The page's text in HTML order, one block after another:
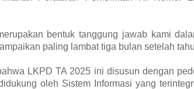
bentuk tanggung jawab kami
paling lambat tiga bulan setelah
LKPD TA 2025 ini disusun dengan
oleh Sistem Informasi yang